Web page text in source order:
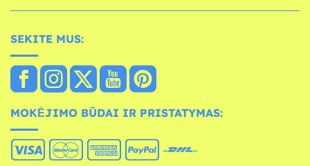
SEKITE MUS:
MOKĖJIMO BŪDAI IR PRISTATYMAS: